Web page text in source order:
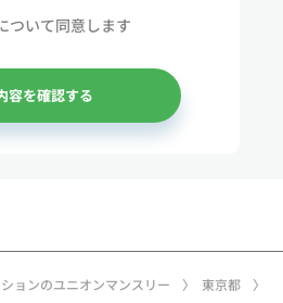
ョンのユニオンマンスリー 東京都
等のお問合せや公開情報（登
ンターネット掲載情報等）な
手段により個人情報を取得い
情報 （1）マンスリー物件
ウントのIDおよびパスワー
ついて同意します
容を確認する